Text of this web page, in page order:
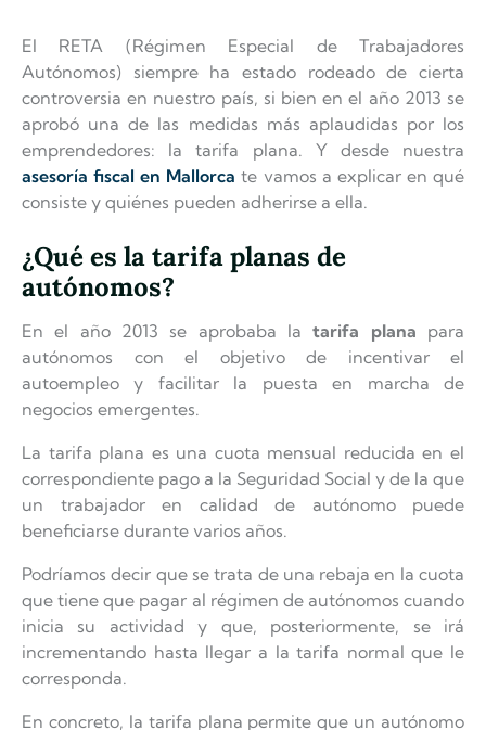
El RETA (Régimen Especial de Trabajadores
Autónomos) siempre ha estado rodeado de cierta
controversia en nuestro país, si bien en el año 2013 se
aprobó una de las medidas más aplaudidas por los
emprendedores: la tarifa plana. Y desde nuestra
asesoría fiscal en Mallorca te vamos a explicar en qué
consiste y quiénes pueden adherirse a ella.
¿Qué es la tarifa planas de
autónomos?
En el año 2013 se aprobaba latarifa plana para
autónomos con el objetivo de incentivar el
autoempleo y facilitar la puesta en marcha de
negocios emergentes.
La tarifa plana es una cuota mensual reducida en el
correspondiente pago a la Seguridad Social y de la que
un trabajador en calidad de autónomo puede
beneficiarse durante varios años.
Podríamos decir que se trata de una rebaja en la cuota
que tiene que pagar al régimen de autónomos cuando
inicia su actividad y que, posteriormente, se irá
incrementando hasta llegar a la tarifa normal que le
corresponda.
En concreto, la tarifa plana permite que un autónomo